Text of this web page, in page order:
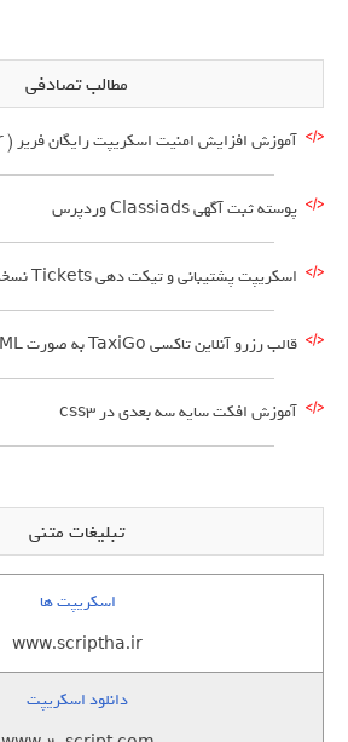
مطالب تصادفی
آموزش افزایش امنیت اسکریپت رایگان فریر ( Freer.ir )
پوسته ثبت آگهی Classiads وردپرس
اسکریپت پشتیبانی و تیکت دهی Tickets نسخه 5.2
قالب رزرو آنلاین تاکسی TaxiGo به صورت HTML
آموزش افکت سایه سه بعدی در css3
تبلیغات متنی
اسکریپت ها
www.scriptha.ir
دانلود اسکریپت